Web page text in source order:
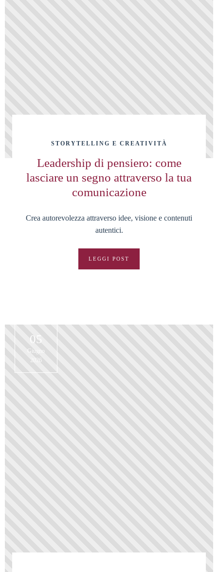
STORYTELLING E CREATIVITÀ
Leadership di pensiero: come
lasciare un segno attraverso la tua
comunicazione
Crea autorevolezza attraverso idee, visione e contenuti
autentici.
LEGGI POST
05
Giugno
2026